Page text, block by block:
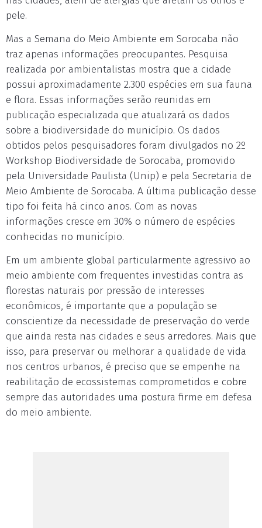
pele.
Mas a Semana do Meio Ambiente em Sorocaba não
traz apenas informações preocupantes. Pesquisa
realizada por ambientalistas mostra que a cidade
possui aproximadamente 2.300 espécies em sua fauna
e flora. Essas informações serão reunidas em
publicação especializada que atualizará os dados
sobre a biodiversidade do município. Os dados
obtidos pelos pesquisadores foram divulgados no 2º
Workshop Biodiversidade de Sorocaba, promovido
pela Universidade Paulista (Unip) e pela Secretaria de
Meio Ambiente de Sorocaba. A última publicação desse
tipo foi feita há cinco anos. Com as novas
informações cresce em 30% o número de espécies
conhecidas no município.
Em um ambiente global particularmente agressivo ao
meio ambiente com frequentes investidas contra as
florestas naturais por pressão de interesses
econômicos, é importante que a população se
conscientize da necessidade de preservação do verde
que ainda resta nas cidades e seus arredores. Mais que
isso, para preservar ou melhorar a qualidade de vida
nos centros urbanos, é preciso que se empenhe na
reabilitação de ecossistemas comprometidos e cobre
sempre das autoridades uma postura firme em defesa
do meio ambiente.